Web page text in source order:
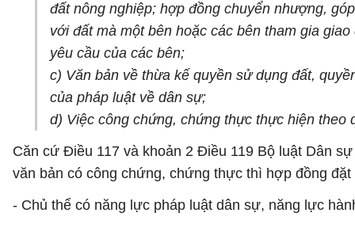
đất nông nghiệp; hợp đồng chuyển nhượng,
với đất mà một bên hoặc các bên tham gia
yêu cầu của các bên;
c) Văn bản về thừa kế quyền sử dụng đất,
của pháp luật về dân sự;
d) Việc công chứng, chứng thực thực hiện
Căn cứ Điều 117 và khoản 2 Điều 119 Bộ luật Dân
văn bản có công chứng, chứng thực thì hợp đồng
- Chủ thể có năng lực pháp luật dân sự, năng lực